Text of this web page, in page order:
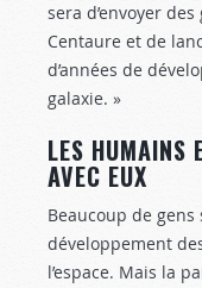
sera d’envoyer
Centaure et de
d’années de
galaxie. »
LES HUMAINS
AVEC EUX
Beaucoup de gens
développement
l’espace. Mais la